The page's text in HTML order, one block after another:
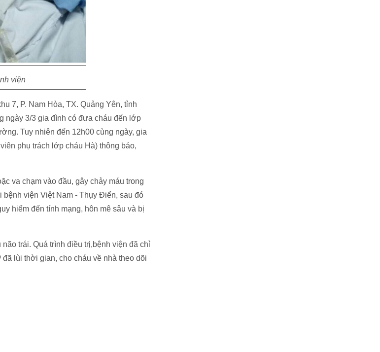
viện
7, P. Nam Hòa, TX. Quảng Yên, tỉnh
ngày 3/3 gia đình có đưa cháu đến lớp
Tuy nhiên đến 12h00 cùng ngày, gia
phụ trách lớp cháu Hà) thông báo,
va chạm vào đầu, gây chảy máu trong
viện Việt Nam - Thụy Điển, sau đó
hiểm đến tính mạng, hôn mê sâu và bị
trái. Quá trình điều trị,bệnh viện đã chỉ
lùi thời gian, cho cháu về nhà theo dõi